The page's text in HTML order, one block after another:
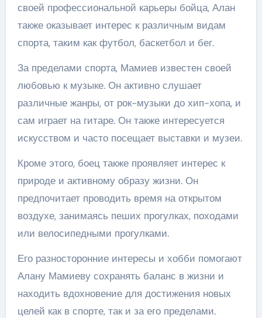
своей профессиональной карьеры бойца, Алан
также оказывает интерес к различным видам
спорта, таким как футбол, баскетбол и бег.
За пределами спорта, Мамиев известен своей
любовью к музыке. Он активно слушает
различные жанры, от рок-музыки до хип-хопа, и
сам играет на гитаре. Он также интересуется
искусством и часто посещает выставки и музеи.
Кроме этого, боец также проявляет интерес к
природе и активному образу жизни. Он
предпочитает проводить время на открытом
воздухе, занимаясь пеших прогулках, походами
или велосипедными прогулками.
Его разносторонние интересы и хобби помогают
Алану Мамиеву сохранять баланс в жизни и
находить вдохновение для достижения новых
целей как в спорте, так и за его пределами.